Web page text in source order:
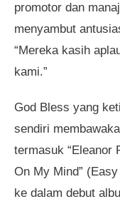
promotor dan
menyambut
“Mereka kasih
kami.”
God Bless yang
sendiri
termasuk “Eleanor
On My Mind”
ke dalam debut